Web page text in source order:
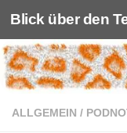
Unter dem Inhalt
Blick über den
ALLGEMEIN /